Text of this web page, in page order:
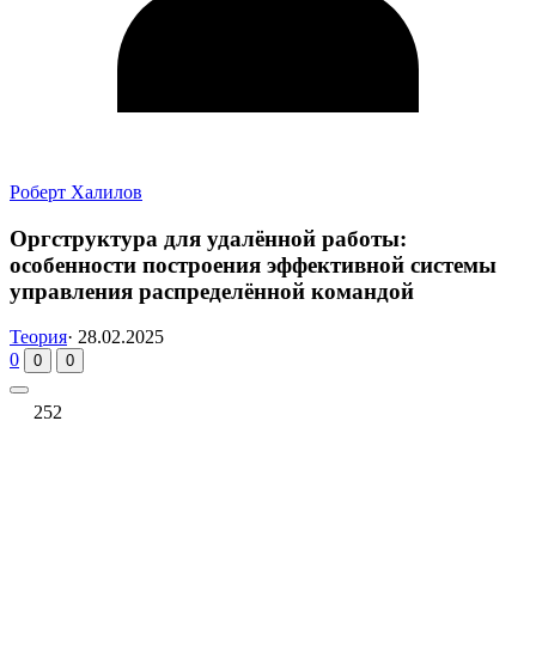
Роберт Халилов
Оргструктура для удалённой работы:
особенности построения эффективной системы
управления распределённой командой
Теория· 28.02.2025
0
0 0
252